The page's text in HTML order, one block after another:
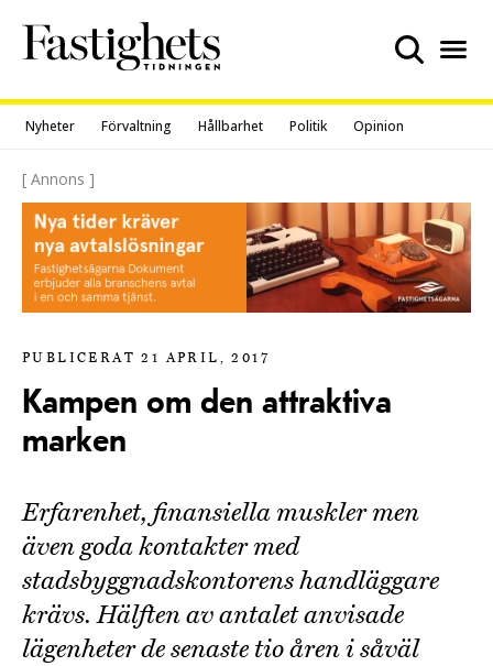
content
Nyheter Förvaltning Hållbarhet Politik Opinion
[ Annons ]
PUBLICERAT 21 APRIL, 2017
Kampen om den attraktiva
marken
Erfarenhet, finansiella muskler men
även goda kontakter med
stadsbyggnadskontorens handläggare
krävs. Hälften av antalet anvisade
lägenheter de senaste tio åren i såväl